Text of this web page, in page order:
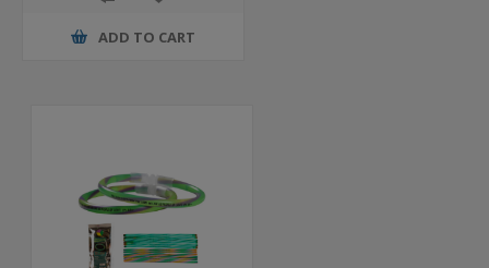
ADD TO CART